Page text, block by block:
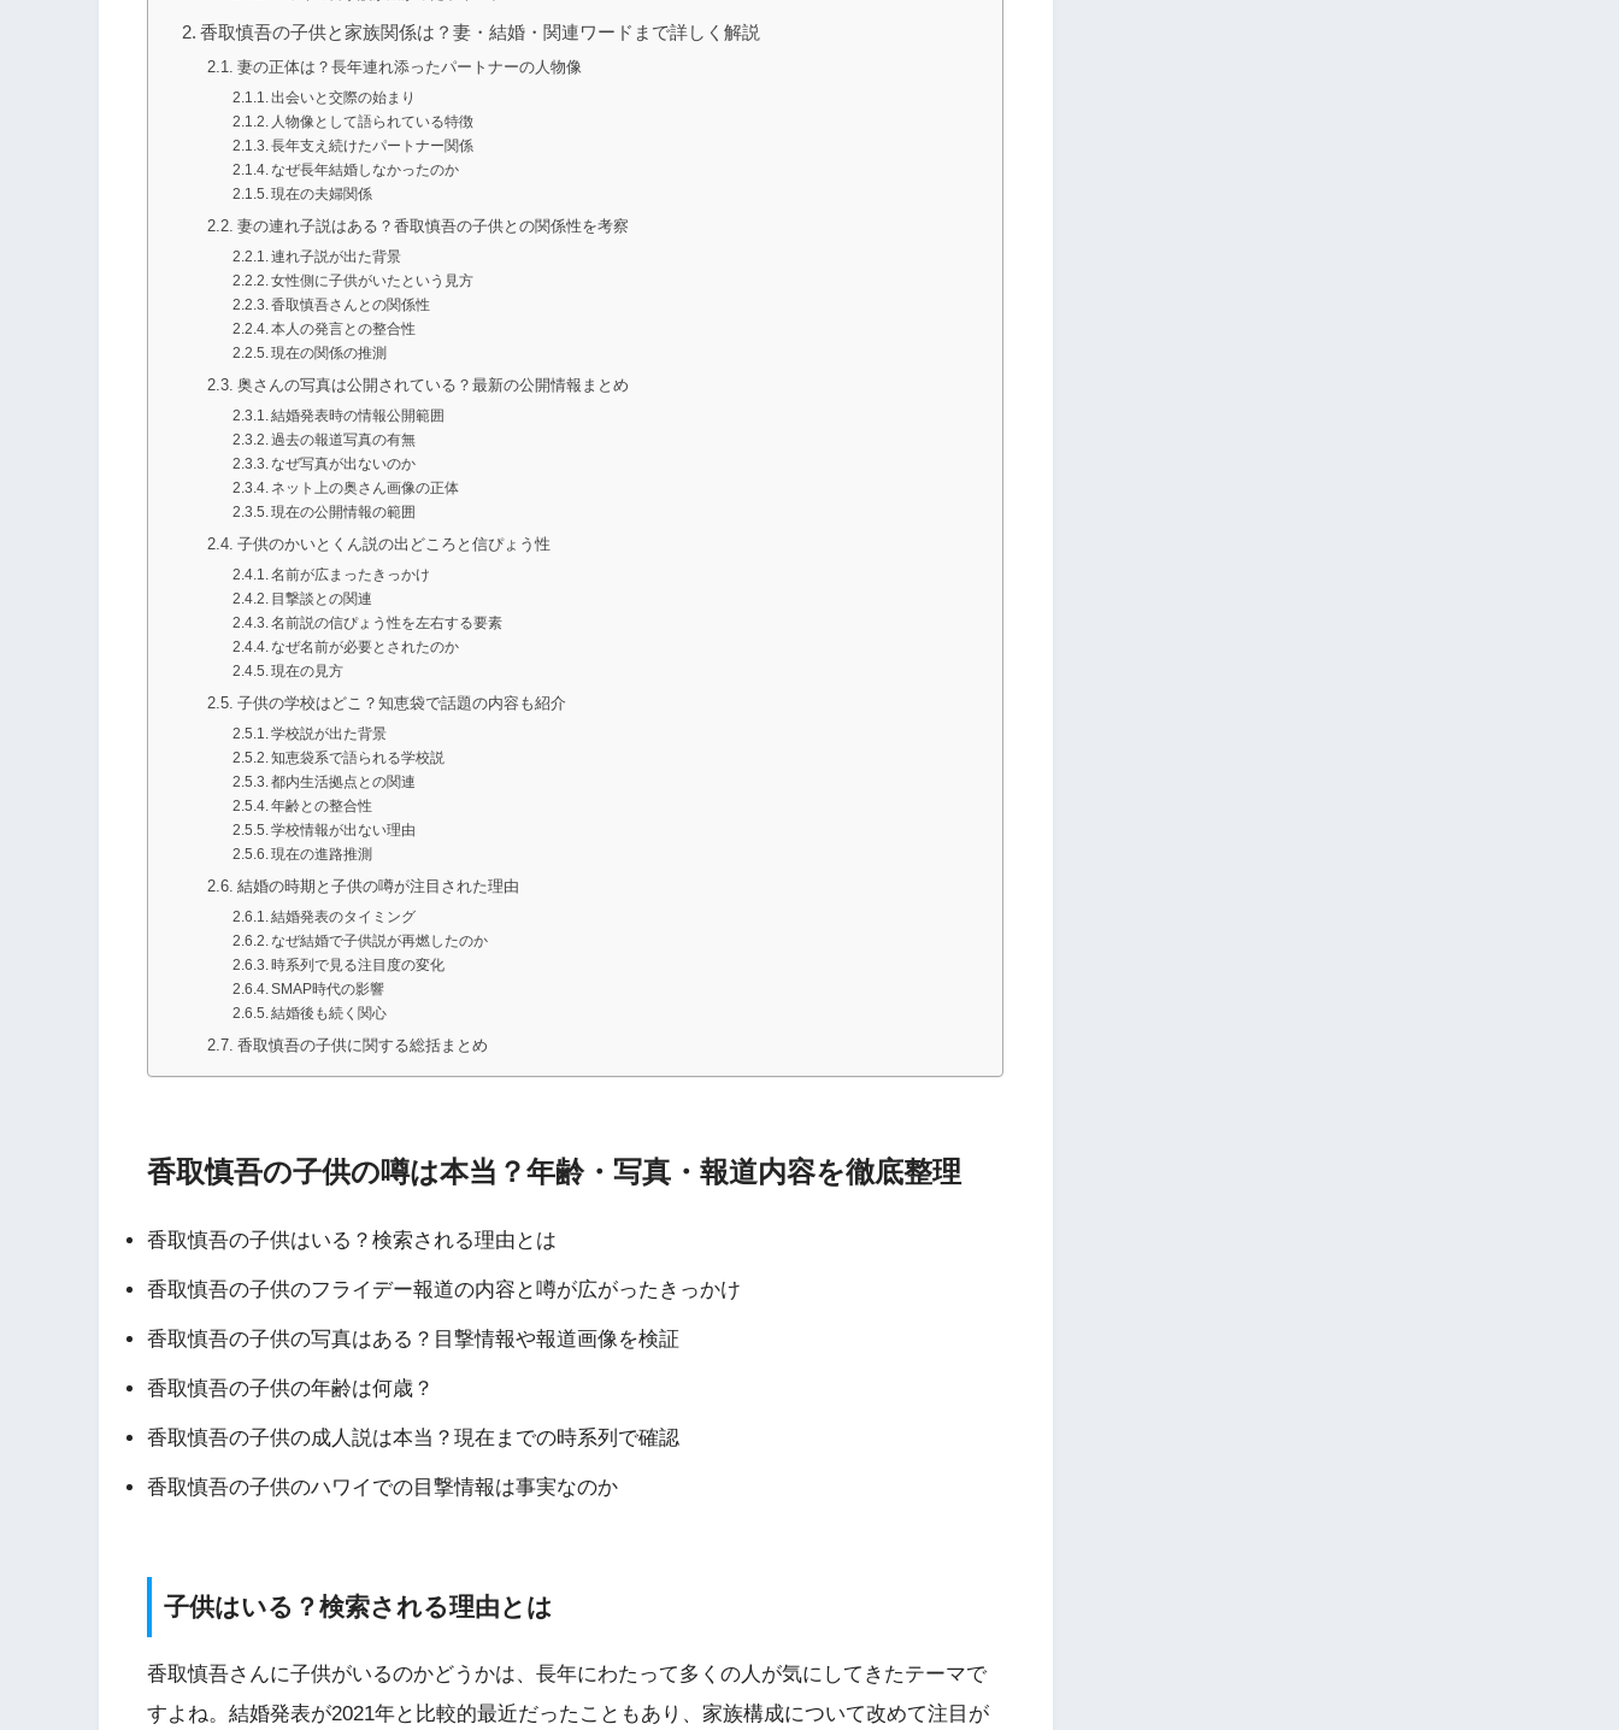
香取慎吾の子供と家族関係は？妻・結婚・関連ワードまで詳しく解説
妻の正体は？長年連れ添ったパートナーの人物像
出会いと交際の始まり
人物像として語られている特徴
長年支え続けたパートナー関係
なぜ長年結婚しなかったのか
現在の夫婦関係
妻の連れ子説はある？香取慎吾の子供との関係性を考察
連れ子説が出た背景
女性側に子供がいたという見方
香取慎吾さんとの関係性
本人の発言との整合性
現在の関係の推測
奥さんの写真は公開されている？最新の公開情報まとめ
結婚発表時の情報公開範囲
過去の報道写真の有無
なぜ写真が出ないのか
ネット上の奥さん画像の正体
現在の公開情報の範囲
子供のかいとくん説の出どころと信ぴょう性
名前が広まったきっかけ
目撃談との関連
名前説の信ぴょう性を左右する要素
なぜ名前が必要とされたのか
現在の見方
子供の学校はどこ？知恵袋で話題の内容も紹介
学校説が出た背景
知恵袋系で語られる学校説
都内生活拠点との関連
年齢との整合性
学校情報が出ない理由
現在の進路推測
結婚の時期と子供の噂が注目された理由
結婚発表のタイミング
なぜ結婚で子供説が再燃したのか
時系列で見る注目度の変化
SMAP時代の影響
結婚後も続く関心
香取慎吾の子供に関する総括まとめ
香取慎吾の子供の噂は本当？年齢・写真・報道内容を徹底整理
香取慎吾の子供はいる？検索される理由とは
香取慎吾の子供のフライデー報道の内容と噂が広がったきっかけ
香取慎吾の子供の写真はある？目撃情報や報道画像を検証
香取慎吾の子供の年齢は何歳？
香取慎吾の子供の成人説は本当？現在までの時系列で確認
香取慎吾の子供のハワイでの目撃情報は事実なのか
子供はいる？検索される理由とは
香取慎吾さんに子供がいるのかどうかは、長年にわたって多くの人が気にしてきたテーマで
すよね。結婚発表が2021年と比較的最近だったこともあり、家族構成について改めて注目が